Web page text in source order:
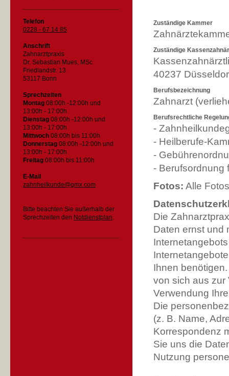
Zuständige Kammer
Zuständige
40237
Berufsbezeichnung
Zahnarzt
Berufsrechtliche
-
- Heilberufe-
-
- Berufsordnung
Fotos: Alle
Die
Daten ernst und
Ihnen
von sich aus zur
Verwendung
Die
(z. B. Name,
Korrespondenz
Sie uns die
Nutzung
Telefon
0228 - 67 14 85
Anschrift
Zahnarztpraxis
Dr. Sebastian Mues, MSc
Friedlandstr. 13
53117 Bonn
Sprechzeiten
Montag 08:00h -12:00h und
13:00h - 17:00h
Dienstag 08:00h -12:00h und
13:00h - 17:00h
Mittwoch 08:00h bis 11:00h
Donnerstag 08:00h -12:00h und
13:00h - 17:00h
Freitag 08:00h bis 11:00h
E-Mail
zahnheilkunde@gmx.com
Bitte beachten Sie außerhalb der
Sprechzeiten den Notdienstplan.